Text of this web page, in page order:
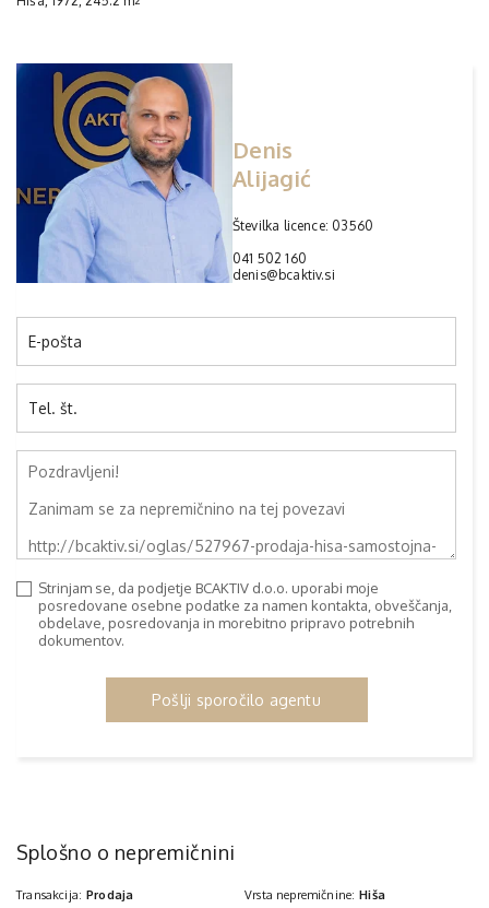
Splošno o nepremičnini
Transakcija: Prodaja Vrsta nepremičnine: Hiša
Denis
Alijagić
Številka licence: 03560
041 502 160
denis@bcaktiv.si
Strinjam se, da podjetje BCAKTIV d.o.o. uporabi moje
posredovane osebne podatke za namen kontakta, obveščanja,
obdelave, posredovanja in morebitno pripravo potrebnih
dokumentov.
Pošlji sporočilo agentu